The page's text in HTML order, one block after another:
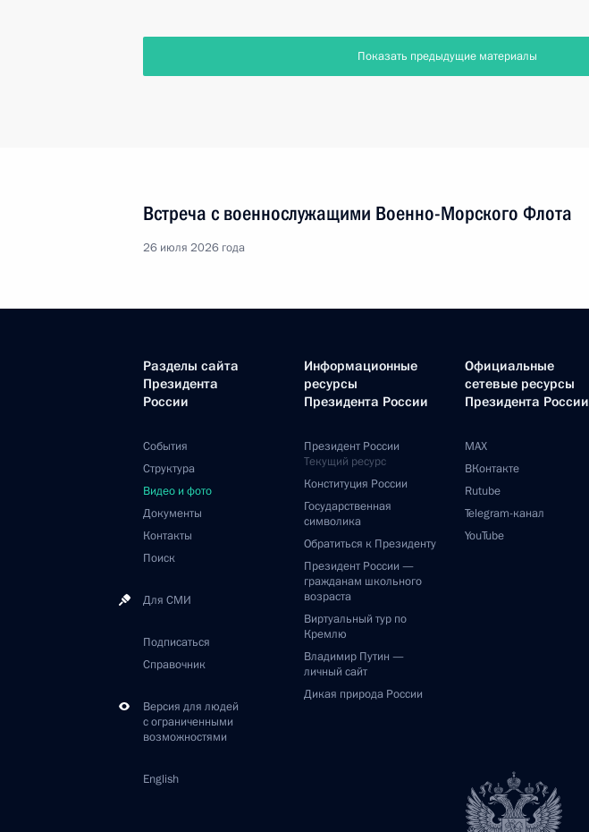
Показать предыдущие материалы
Встреча с военнослужащими Военно-Морского Флота
26 июля 2026 года
Разделы сайта
Президента
России
События
Структура
Видео и фото
Документы
Контакты
Поиск
Для СМИ
Подписаться
Справочник
Версия для людей
с ограниченными
возможностями
English
Информационные
ресурсы
Президента России
Президент России
Текущий ресурс
Конституция России
Государственная
символика
Обратиться к Президенту
Президент России —
гражданам школьного
возраста
Виртуальный тур по
Кремлю
Владимир Путин —
личный сайт
Дикая природа России
Официальные
сетевые ресурсы
Президента России
MAX
ВКонтакте
Rutube
Telegram-канал
YouTube